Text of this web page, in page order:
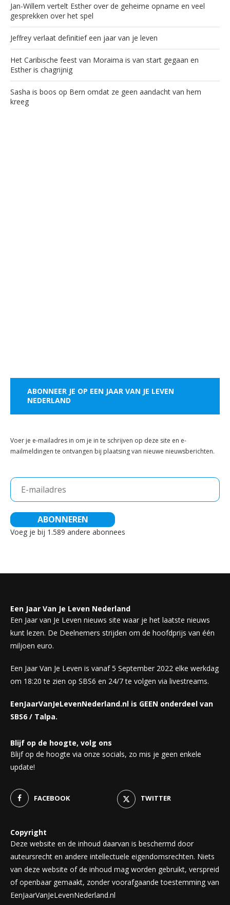
Jan-Willem vertelt Esther over de geheime opname en veel
gesprekken over het spel
Jeffrey verlaat definitief een jaar van je leven
Het Caribische feest van Moraima is van start gegaan en
Esther is chagrijnig
Sasha is boos op Bern omdat ze geen aandacht van hem
kreeg
ABONNEER JE OP EEN JAAR VAN JE LEVEN
NEDERLAND
Voer je e-mailadres in om je in te schrijven op deze site en e-
mailmeldingen te ontvangen bij plaatsing van nieuwe nieuwsberichten.
E-
mailadres
ABONNEREN
Voeg je bij 1.589 andere abonnees
Een Jaar Van Je Leven Nederland
Een Jaar van Je Leven nieuws site waar je het laatste nieuws
kunt lezen. De Deelnemers strijden om de hoofdprijs van één
miljoen euro.
Een Jaar Van Je Leven is vanaf 5 September 2022 elke werkdag
om 18:20 te zien op SBS6 en 24/7 te volgen via livestreams.
EenJaarVanJeLevenNederland.nl is GEEN onderdeel van
SBS6 / Talpa.
Blijf op de hoogte, volg ons
Blijf op de hoogte via onze socials, zo mis je geen enkele
update!
FACEBOOK TWITTER
Copyright
Deze website en de inhoud daarvan is beschermd door
auteursrecht en andere intellectuele eigendomsrechten. Niets
van deze website of de inhoud mag worden gebruikt, verspreid
of openbaar gemaakt, zonder voorafgaande toestemming van
EenJaarVanJeLevenNederland.nl